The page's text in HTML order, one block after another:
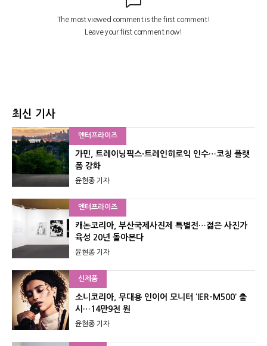
최신 기사
엔터프라이즈
가민, 트레이닝픽스·트레인히로익 인수…코칭 플랫
폼 강화
윤현종 기자
엔터프라이즈
캐논코리아, 부산국제사진제 특별전…젊은 사진가
육성 20년 돌아본다
윤현종 기자
신제품
소니코리아, 무대용 인이어 모니터 ‘IER-M500’ 출
시…14만9천 원
윤현종 기자